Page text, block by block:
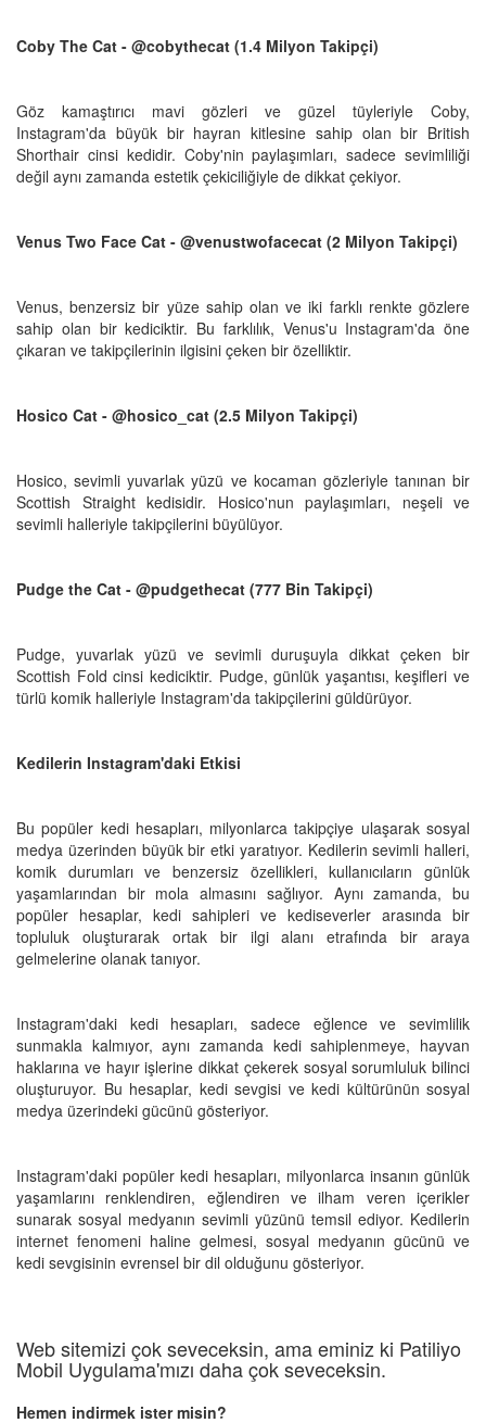
Coby The Cat - @cobythecat (1.4 Milyon Takipçi)
Göz kamaştırıcı mavi gözleri ve güzel tüyleriyle Coby,
Instagram'da büyük bir hayran kitlesine sahip olan bir British
Shorthair cinsi kedidir. Coby'nin paylaşımları, sadece sevimliliği
değil aynı zamanda estetik çekiciliğiyle de dikkat çekiyor.
Venus Two Face Cat - @venustwofacecat (2 Milyon Takipçi)
Venus, benzersiz bir yüze sahip olan ve iki farklı renkte gözlere
sahip olan bir kediciktir. Bu farklılık, Venus'u Instagram'da öne
çıkaran ve takipçilerinin ilgisini çeken bir özelliktir.
Hosico Cat - @hosico_cat (2.5 Milyon Takipçi)
Hosico, sevimli yuvarlak yüzü ve kocaman gözleriyle tanınan bir
Scottish Straight kedisidir. Hosico'nun paylaşımları, neşeli ve
sevimli halleriyle takipçilerini büyülüyor.
Pudge the Cat - @pudgethecat (777 Bin Takipçi)
Pudge, yuvarlak yüzü ve sevimli duruşuyla dikkat çeken bir
Scottish Fold cinsi kediciktir. Pudge, günlük yaşantısı, keşifleri ve
türlü komik halleriyle Instagram'da takipçilerini güldürüyor.
Kedilerin Instagram'daki Etkisi
Bu popüler kedi hesapları, milyonlarca takipçiye ulaşarak sosyal
medya üzerinden büyük bir etki yaratıyor. Kedilerin sevimli halleri,
komik durumları ve benzersiz özellikleri, kullanıcıların günlük
yaşamlarından bir mola almasını sağlıyor. Aynı zamanda, bu
popüler hesaplar, kedi sahipleri ve kediseverler arasında bir
topluluk oluşturarak ortak bir ilgi alanı etrafında bir araya
gelmelerine olanak tanıyor.
Instagram'daki kedi hesapları, sadece eğlence ve sevimlilik
sunmakla kalmıyor, aynı zamanda kedi sahiplenmeye, hayvan
haklarına ve hayır işlerine dikkat çekerek sosyal sorumluluk bilinci
oluşturuyor. Bu hesaplar, kedi sevgisi ve kedi kültürünün sosyal
medya üzerindeki gücünü gösteriyor.
Instagram'daki popüler kedi hesapları, milyonlarca insanın günlük
yaşamlarını renklendiren, eğlendiren ve ilham veren içerikler
sunarak sosyal medyanın sevimli yüzünü temsil ediyor. Kedilerin
internet fenomeni haline gelmesi, sosyal medyanın gücünü ve
kedi sevgisinin evrensel bir dil olduğunu gösteriyor.
Web sitemizi çok seveceksin, ama eminiz ki Patiliyo
Mobil Uygulama'mızı daha çok seveceksin.
Hemen indirmek ister misin?